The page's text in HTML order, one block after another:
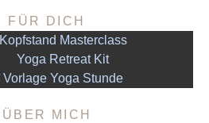
FÜR DICH
Kopfstand Masterclass
Yoga Retreat Kit
Vorlage Yoga Stunde
ÜBER MICH